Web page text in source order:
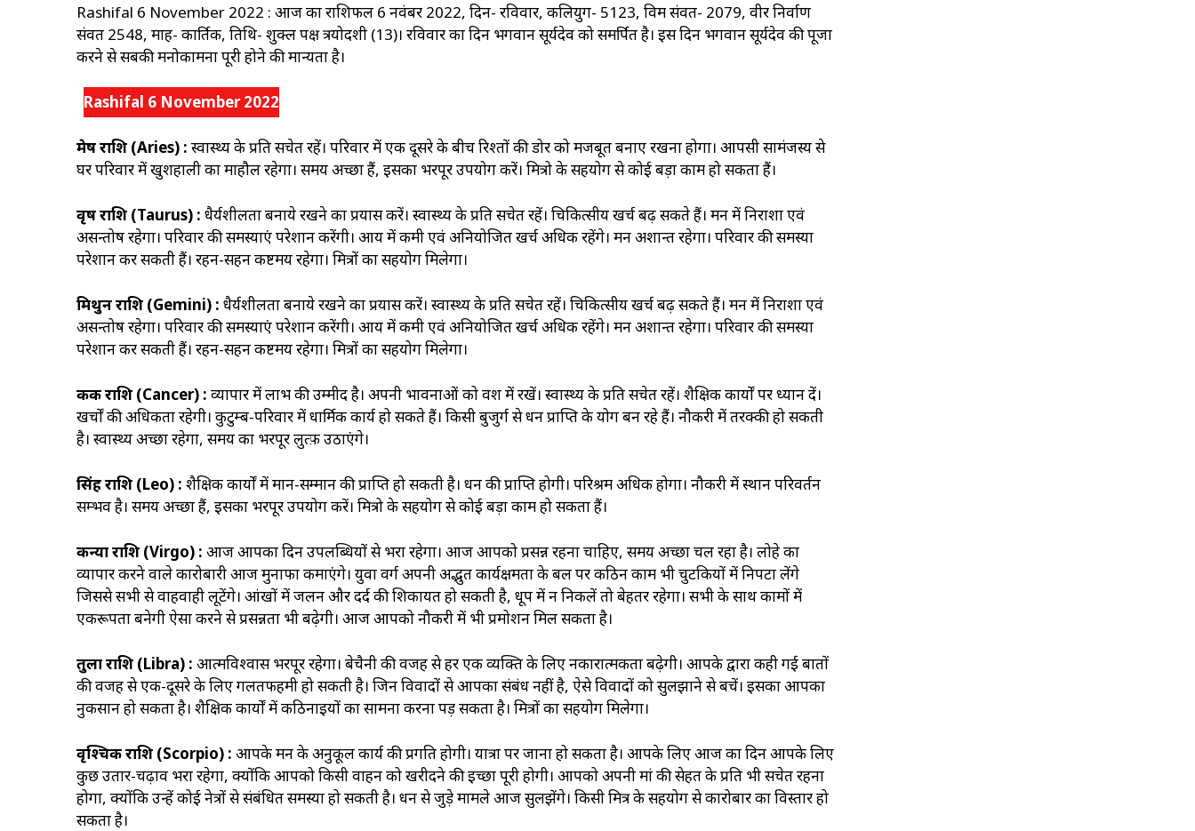
Rashifal 6 November 2022 : आज का राशिफल 6 नवंबर 2022, दिन- रविवार, कलियुग- 5123, विक्रम संवत- 2079, वीर निर्वाण
संवत 2548, माह- कार्तिक, तिथि- शुक्ल पक्ष त्रयोदशी (13)। रविवार का दिन भगवान सूर्यदेव को समर्पित है। इस दिन भगवान सूर्यदेव की पूजा
करने से सबकी मनोकामना पूरी होने की मान्यता है।
Rashifal 6 November 2022
मेष राशि (Aries) : स्वास्थ्‍य के प्रति सचेत रहें। परिवार में एक दूसरे के बीच रिश्तों की डोर को मजबूत बनाए रखना होगा। आपसी सामंजस्य से
घर परिवार में खुशहाली का माहौल रहेगा। समय अच्छा हैं, इसका भरपूर उपयोग करें। मित्रो के सहयोग से कोई बड़ा काम हो सकता हैं।
वृष राशि (Taurus) : धैर्यशीलता बनाये रखने का प्रयास करें। स्वास्थ्‍य के प्रति सचेत रहें। चिकित्सीय खर्च बढ़ सकते हैं। मन में निराशा एवं
असन्तोष रहेगा। परिवार की समस्याएं परेशान करेंगी। आय में कमी एवं अनियोजित खर्च अधिक रहेंगे। मन अशान्त रहेगा। परिवार की समस्या
परेशान कर सकती हैं। रहन-सहन कष्टमय रहेगा। मित्रों का सहयोग मिलेगा।
मिथुन राशि (Gemini) : धैर्यशीलता बनाये रखने का प्रयास करें। स्वास्थ्‍य के प्रति सचेत रहें। चिकित्सीय खर्च बढ़ सकते हैं। मन में निराशा एवं
असन्तोष रहेगा। परिवार की समस्याएं परेशान करेंगी। आय में कमी एवं अनियोजित खर्च अधिक रहेंगे। मन अशान्त रहेगा। परिवार की समस्या
परेशान कर सकती हैं। रहन-सहन कष्टमय रहेगा। मित्रों का सहयोग मिलेगा।
कर्क राशि (Cancer) : व्यापार में लाभ की उम्मीद है। अपनी भावनाओं को वश में रखें। स्वास्थ्‍य के प्रति सचेत रहें। शैक्षिक कार्यों पर ध्यान दें।
खर्चों की अधिकता रहेगी। कुटुम्ब-परिवार में धार्मिक कार्य हो सकते हैं। किसी बुजुर्ग से धन प्राप्ति के योग बन रहे हैं। नौकरी में तरक्‍की हो सकती
है। स्वास्थ्‍य अच्छा रहेगा, समय का भरपूर लुत्फ़ उठाएंगे।
सिंह राशि (Leo) : शैक्षिक कार्यों में मान-सम्मान की प्राप्ति‍ हो सकती है। धन की प्राप्ति‍ होगी। परिश्रम अधिक होगा। नौकरी में स्थान परिवर्तन
सम्भव है। समय अच्छा हैं, इसका भरपूर उपयोग करें। मित्रो के सहयोग से कोई बड़ा काम हो सकता हैं।
कन्या राशि (Virgo) : आज आपका दिन उपलब्धियों से भरा रहेगा। आज आपको प्रसन्न रहना चाहिए, समय अच्छा चल रहा है। लोहे का
व्यापार करने वाले कारोबारी आज मुनाफा कमाएंगे। युवा वर्ग अपनी अद्भुत कार्यक्षमता के बल पर कठिन काम भी चुटकियों में निपटा लेंगे
जिससे सभी से वाहवाही लूटेंगे। आंखों में जलन और दर्द की शिकायत हो सकती है, धूप में न निकलें तो बेहतर रहेगा। सभी के साथ कामों में
एकरूपता बनेगी ऐसा करने से प्रसन्नता भी बढ़ेगी। आज आपको नौकरी में भी प्रमोशन मिल सकता है।
तुला राशि (Libra) : आत्मविश्वास भरपूर रहेगा। बेचैनी की वजह से हर एक व्यक्ति के लिए नकारात्मकता बढ़ेगी। आपके द्वारा कही गई बातों
की वजह से एक-दूसरे के लिए गलतफहमी हो सकती है। जिन विवादों से आपका संबंध नहीं है, ऐसे विवादों को सुलझाने से बचें। इसका आपका
नुकसान हो सकता है। शैक्षिक कार्यों में कठिनाइयों का सामना करना पड़ सकता है। मित्रों का सहयोग मिलेगा।
वृश्चिक राशि (Scorpio) : आपके मन के अनुकूल कार्य की प्रगति होगी। यात्रा पर जाना हो सकता है। आपके लिए आज का दिन आपके लिए
कुछ उतार-चढ़ाव भरा रहेगा, क्योंकि आपको किसी वाहन को खरीदने की इच्छा पूरी होगी। आपको अपनी मां की सेहत के प्रति भी सचेत रहना
होगा, क्योंकि उन्हें कोई नेत्रों से संबंधित समस्या हो सकती है। धन से जुड़े मामले आज सुलझेंगे। किसी मित्र के सहयोग से कारोबार का विस्तार हो
सकता है।